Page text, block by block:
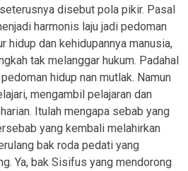
disebut pola pikir. Pasal
harmonis laju jadi pedoman
hidup dan kehidupannya manusia,
tak melanggar hukum. Padahal
hidup nan mutlak. Namun
mengambil pelajaran dan
Itulah mengapa sebab yang
yang kembali melahirkan
bak roda pedati yang
Ya, bak Sisifus yang mendorong